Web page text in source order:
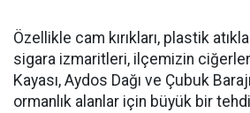
Özellikle cam kırıkları, plastik
sigara izmaritleri, ilçemizin
Kayası, Aydos Dağı ve Çubuk
ormanlık alanlar için büyük bir